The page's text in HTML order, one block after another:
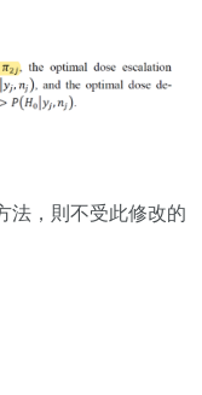
法，則不受此修改的